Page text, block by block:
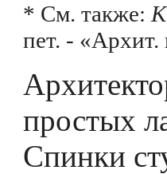
* См. также:
пет. -
простых
Спинки